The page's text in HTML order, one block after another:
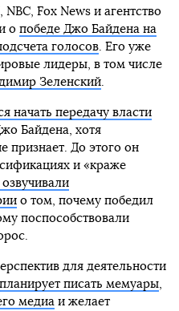
Fox News и агентство
о победе Джо Байдена на
голосов. Его уже
лидеры, в том числе
Зеленский.
начать передачу власти
Байдена, хотя
признает. До этого он
и «краже
о том, почему победил
поспособствовали
для деятельности
планирует писать мемуары,
медиаи желает